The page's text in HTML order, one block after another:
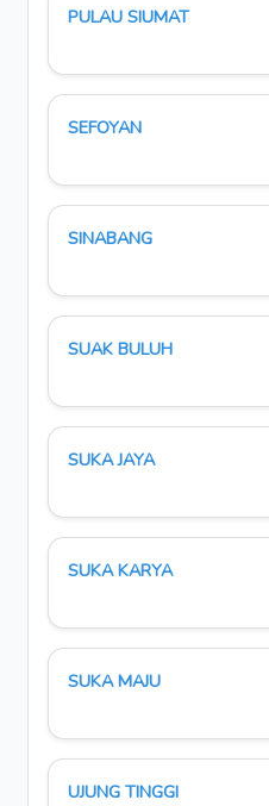
PULAU SIUMAT
SEFOYAN
SINABANG
SUAK BULUH
SUKA JAYA
SUKA KARYA
SUKA MAJU
UJUNG TINGGI